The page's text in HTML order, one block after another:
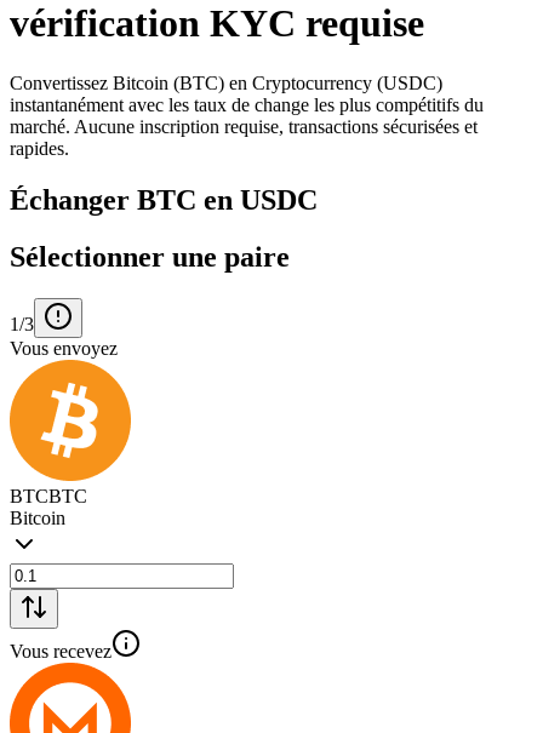
vérification KYC requise
Convertissez Bitcoin (BTC) en Cryptocurrency (USDC)
instantanément avec les taux de change les plus compétitifs du
marché. Aucune inscription requise, transactions sécurisées et
rapides.
Échanger BTC en USDC
Sélectionner une paire
1/3
Vous envoyez
BTCBTC
Bitcoin
Vous recevez